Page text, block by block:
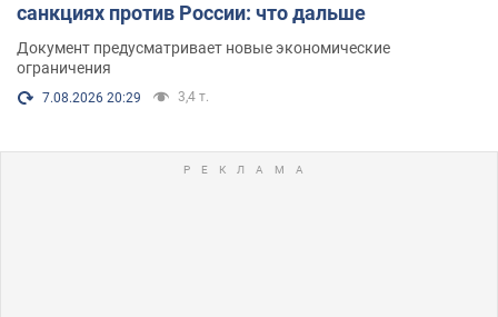
санкциях против России: что дальше
Документ предусматривает новые экономические
ограничения
7.08.2026 20:29 3,4 т.